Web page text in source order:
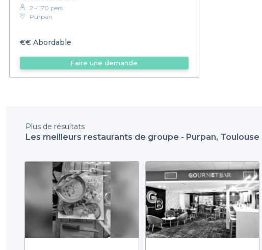
2 - 170 pers.
Purpan
€€ Abordable
Faire une demande
Plus de résultats
Les meilleurs restaurants de groupe - Purpan, Toulouse